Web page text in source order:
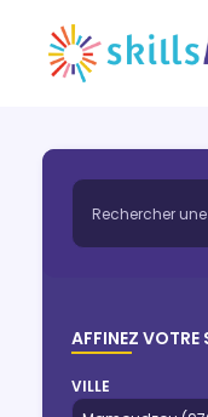
AFFINEZ VOTRE
VILLE